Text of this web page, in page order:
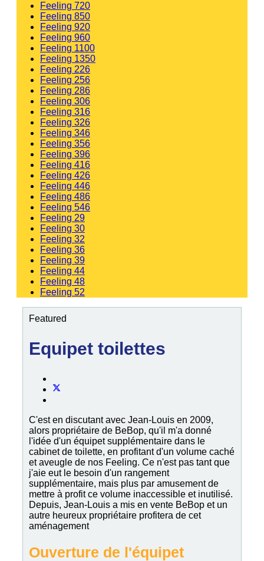
Feeling 720
Feeling 850
Feeling 920
Feeling 960
Feeling 1100
Feeling 1350
Feeling 226
Feeling 256
Feeling 286
Feeling 306
Feeling 316
Feeling 326
Feeling 346
Feeling 356
Feeling 396
Feeling 416
Feeling 426
Feeling 446
Feeling 486
Feeling 546
Feeling 29
Feeling 30
Feeling 32
Feeling 36
Feeling 39
Feeling 44
Feeling 48
Feeling 52
Featured
Equipet toilettes
C'est en discutant avec Jean-Louis en 2009,
alors propriétaire de BeBop, qu'il m'a donné
l'idée d'un équipet supplémentaire dans le
cabinet de toilette, en profitant d'un volume caché
et aveugle de nos Feeling. Ce n'est pas tant que
j'aie eut le besoin d'un rangement
supplémentaire, mais plus par amusement de
mettre à profit ce volume inaccessible et inutilisé.
Depuis, Jean-Louis a mis en vente BeBop et un
autre heureux propriétaire profitera de cet
aménagement
Ouverture de l'équipet